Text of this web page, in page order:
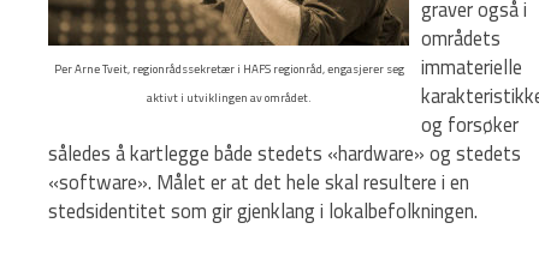
Per Arne Tveit, regionrådssekretær i HAFS regionråd, engasjerer seg
aktivt i utviklingen av området.
graver også i
områdets
immaterielle
og forsøker
således å kartlegge både stedets «hardware» og stedets
«software». Målet er at det hele skal resultere i en
stedsidentitet som gir gjenklang i lokalbefolkningen.